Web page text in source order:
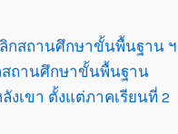
กสถานศึกษาขั้นพื้นฐาน ฯ
สถานศึกษาขั้นพื้นฐาน
งเขา ตั้งแต่ภาคเรียนที่ 2